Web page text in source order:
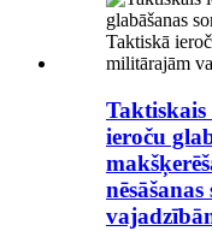
Taktiskais
ieroču